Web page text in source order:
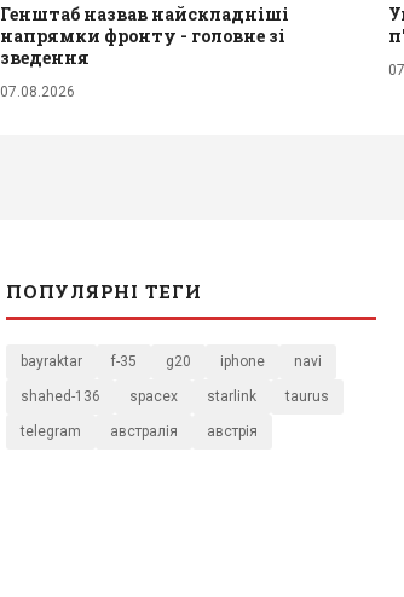
Генштаб назвав найскладніші
напрямки фронту - головне зі
зведення
07.08.2026
ПОПУЛЯРНІ ТЕГИ
bayraktar f-35 g20 iphone navi
shahed-136 spacex starlink taurus
telegram австралія австрія